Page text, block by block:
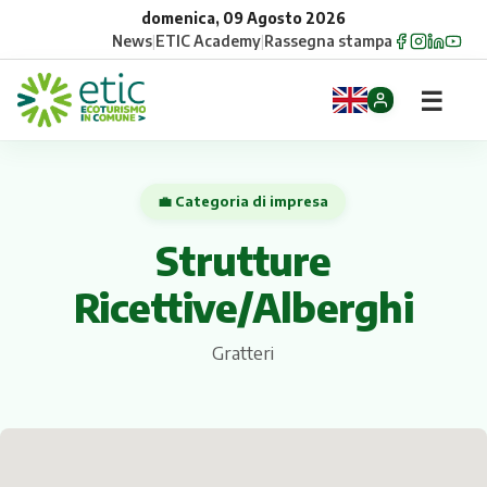
domenica, 09 Agosto 2026
News|ETIC Academy|Rassegna stampa
Aziende
☰
💼 Categoria di impresa
Strutture
Ricettive/Alberghi
Gratteri